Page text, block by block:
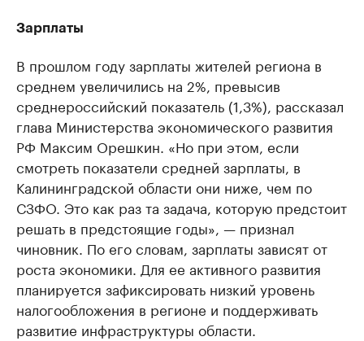
Зарплаты
В прошлом году зарплаты жителей региона в
среднем увеличились на 2%, превысив
среднероссийский показатель (1,3%), рассказал
глава Министерства экономического развития
РФ Максим Орешкин. «Но при этом, если
смотреть показатели средней зарплаты, в
Калининградской области они ниже, чем по
СЗФО. Это как раз та задача, которую предстоит
решать в предстоящие годы», — признал
чиновник. По его словам, зарплаты зависят от
роста экономики. Для ее активного развития
планируется зафиксировать низкий уровень
налогообложения в регионе и поддерживать
развитие инфраструктуры области.